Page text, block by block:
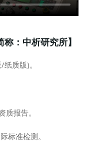
：中析研究所】
质版)。
质报告。
标准检测。